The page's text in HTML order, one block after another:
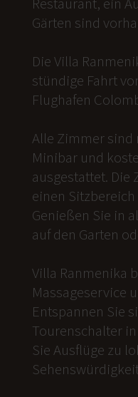
Gärten sind
Die Villa
stündige Fahrt
Flughafen
Alle Zimmer
Minibar und
ausgestattet. Die
einen
Genießen Sie in
auf den Garten
Villa Ranmenika
Massageservice
Entspannen Sie
Tourenschalter
Sie Ausflüge zu